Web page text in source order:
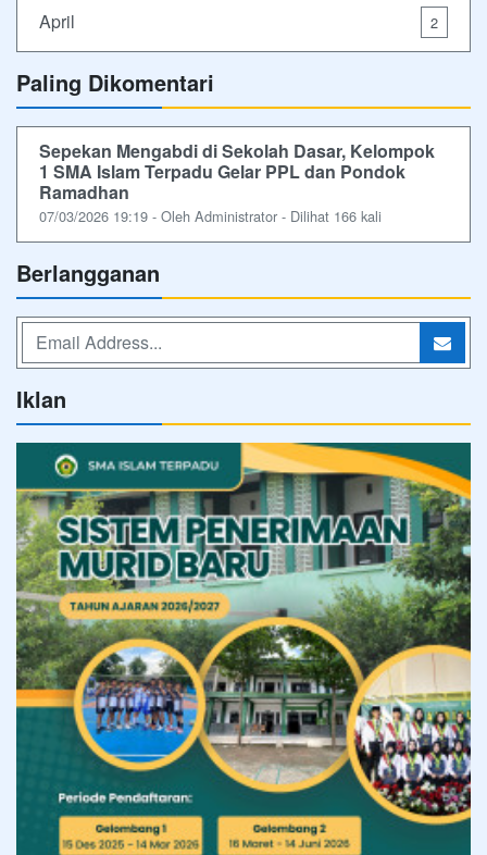
April 2
Paling Dikomentari
Sepekan Mengabdi di Sekolah Dasar, Kelompok
1 SMA Islam Terpadu Gelar PPL dan Pondok
Ramadhan
07/03/2026 19:19 - Oleh Administrator - Dilihat 166 kali
Berlangganan
Iklan